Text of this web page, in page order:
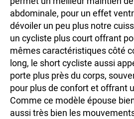
abdominale, pour un effet
dévoiler un peu plus notre
un cycliste plus court offrant
mêmes caractéristiques côté
long, le short cycliste aussi
porte plus près du corps,
pour plus de confort et offrant
Comme ce modèle épouse
aussi très bien les